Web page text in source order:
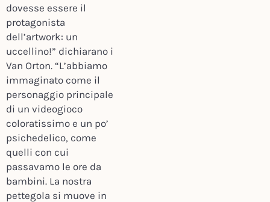
dovesse essere il
protagonista
dell’artwork: un
uccellino!” dichiarano i
Van Orton. “L’abbiamo
immaginato come il
personaggio principale
di un videogioco
coloratissimo e un po’
psichedelico, come
quelli con cui
passavamo le ore da
bambini. La nostra
pettegola si muove in